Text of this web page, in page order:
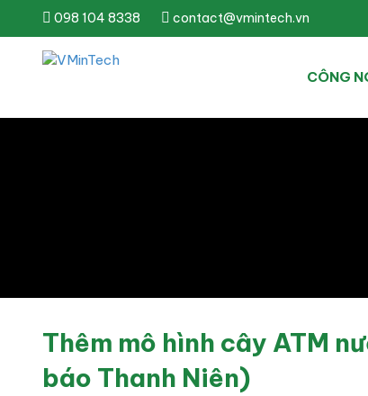
098 104 8338 contact@vmintech.vn
CÔNG
Thêm mô hình cây ATM
báo Thanh Niên)